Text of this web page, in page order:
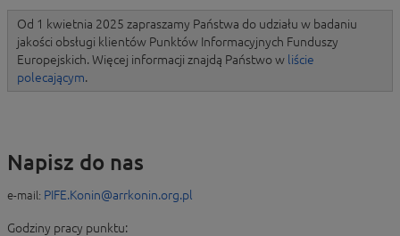
Od 1 kwietnia 2025 zapraszamy Państwa do udziału w badaniu
jakości obsługi klientów Punktów Informacyjnych Funduszy
Europejskich. Więcej informacji znajdą Państwo w liście
polecającym.
Napisz do nas
e-mail: PIFE.Konin@arrkonin.org.pl
Godziny pracy punktu: